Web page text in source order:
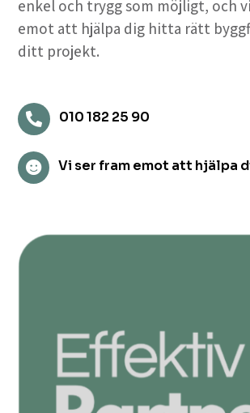
enkel och trygg som möjligt, och
emot att hjälpa dig hitta rätt
ditt projekt.
 010 182 25 90
 Vi ser fram emot att hjälpa